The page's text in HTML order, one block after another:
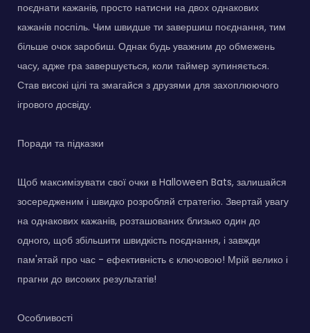
поєднати кажанів, просто натисни на двох однакових
кажанів поспіль. Чим швидше ти завершиш поєднання, тим
більше очок заробиш. Однак будь уважним до обмежень
часу, адже гра завершується, коли таймер зупиняється.
Став високі цілі та змагайся з друзями для захоплюючого
ігрового досвіду.
Поради та підказки
Щоб максимізувати свої очки в Halloween Bats, залишайся
зосередженим і швидко розробляй стратегію. Звертай увагу
на однакових кажанів, розташованих близько один до
одного, щоб збільшити швидкість поєднання, і завжди
пам'ятай про час - ефективність є ключовою! Мрій велико і
прагни до високих результатів!
Особливості